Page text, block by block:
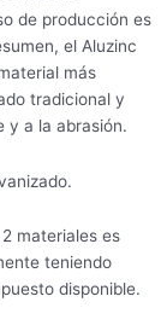
de producción es
el Aluzinc
más
tradicional y
y a la abrasión.
materiales es
teniendo
disponible.